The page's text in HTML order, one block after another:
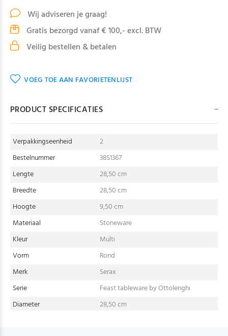
Wij adviseren je graag!
Gratis bezorgd vanaf € 100,- excl. BTW
Veilig bestellen & betalen
VOEG TOE AAN FAVORIETENLIJST
PRODUCT SPECIFICATIES
Verpakkingseenheid
2
Bestelnummer
38S1367
Lengte
28,50 cm
Breedte
28,50 cm
Hoogte
9,50 cm
Materiaal
Stoneware
Kleur
Multi
Vorm
Rond
Merk
Serax
Serie
Feast tableware by Ottolenghi
Diameter
28,50 cm